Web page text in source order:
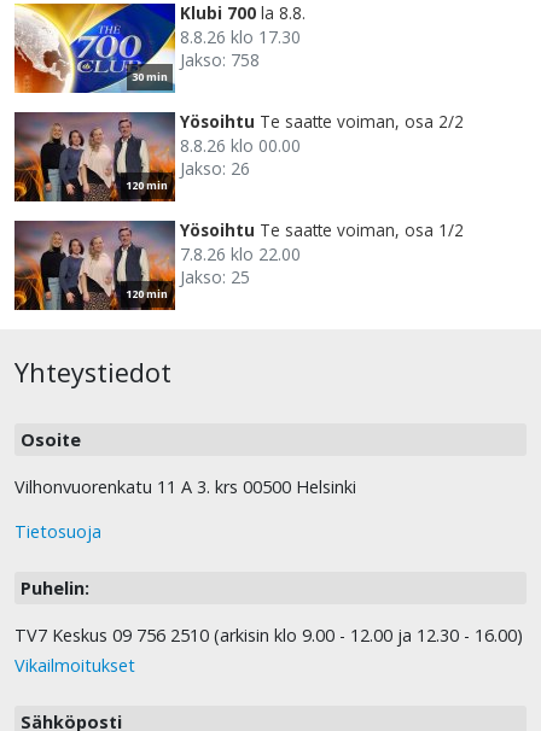
30 min
Klubi 700 la 8.8.
8.8.26 klo 17.30
Jakso: 758
120 min
Yösoihtu Te saatte voiman, osa 2/2
8.8.26 klo 00.00
Jakso: 26
120 min
Yösoihtu Te saatte voiman, osa 1/2
7.8.26 klo 22.00
Jakso: 25
Yhteystiedot
Osoite
Vilhonvuorenkatu 11 A 3. krs 00500 Helsinki
Tietosuoja
Puhelin:
TV7 Keskus 09 756 2510 (arkisin klo 9.00 - 12.00 ja 12.30 - 16.00)
Vikailmoitukset
Sähköposti